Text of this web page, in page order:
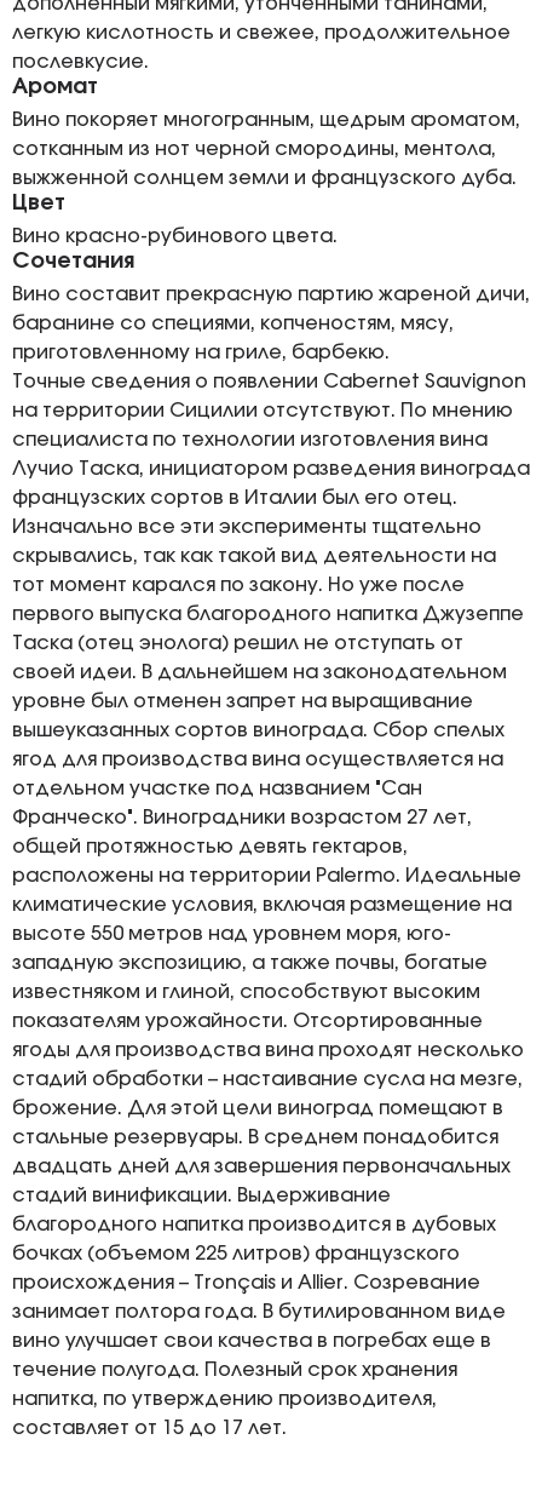
легкую кислотность и свежее, продолжительное
послевкусие.
Аромат
Вино покоряет многогранным, щедрым ароматом,
сотканным из нот черной смородины, ментола,
выжженной солнцем земли и французского дуба.
Цвет
Вино красно-рубинового цвета.
Сочетания
Вино составит прекрасную партию жареной дичи,
баранине со специями, копченостям, мясу,
приготовленному на гриле, барбекю.
Точные сведения о появлении Cabernet Sauvignon
на территории Сицилии отсутствуют. По мнению
специалиста по технологии изготовления вина
Лучио Таска, инициатором разведения винограда
французских сортов в Италии был его отец.
Изначально все эти эксперименты тщательно
скрывались, так как такой вид деятельности на
тот момент карался по закону. Но уже после
первого выпуска благородного напитка Джузеппе
Таска (отец энолога) решил не отступать от
своей идеи. В дальнейшем на законодательном
уровне был отменен запрет на выращивание
вышеуказанных сортов винограда. Сбор спелых
ягод для производства вина осуществляется на
отдельном участке под названием "Сан
Франческо". Виноградники возрастом 27 лет,
общей протяжностью девять гектаров,
расположены на территории Palermo. Идеальные
климатические условия, включая размещение на
высоте 550 метров над уровнем моря, юго-
западную экспозицию, а также почвы, богатые
известняком и глиной, способствуют высоким
показателям урожайности. Отсортированные
ягоды для производства вина проходят несколько
стадий обработки – настаивание сусла на мезге,
брожение. Для этой цели виноград помещают в
стальные резервуары. В среднем понадобится
двадцать дней для завершения первоначальных
стадий винификации. Выдерживание
благородного напитка производится в дубовых
бочках (объемом 225 литров) французского
происхождения – Tronçais и Allier. Созревание
занимает полтора года. В бутилированном виде
вино улучшает свои качества в погребах еще в
течение полугода. Полезный срок хранения
напитка, по утверждению производителя,
составляет от 15 до 17 лет.